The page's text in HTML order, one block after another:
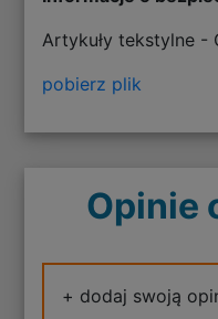
Artykuły tekstylne -
pobierz plik
Opinie
+ dodaj swoją